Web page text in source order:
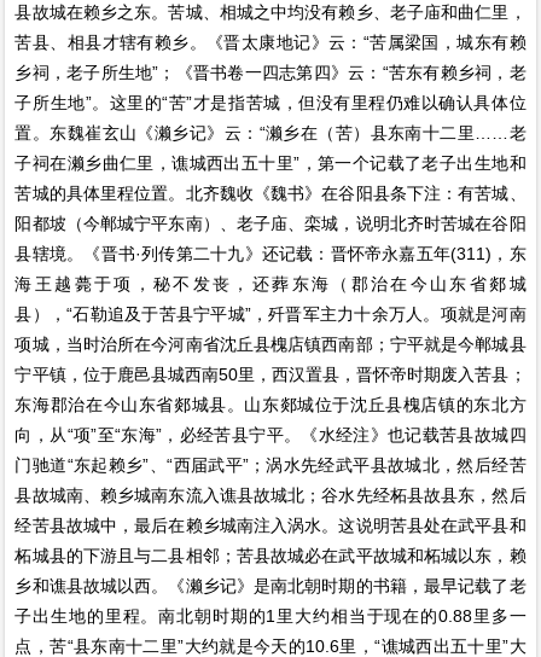
县故城在赖乡之东。苦城、相城之中均没有赖乡、老子庙和曲仁里，
苦县、相县才辖有赖乡。《晋太康地记》云：“苦属梁国，城东有赖
乡祠，老子所生地”；《晋书卷一四志第四》云：“苦东有赖乡祠，老
子所生地”。这里的“苦”才是指苦城，但没有里程仍难以确认具体位
置。东魏崔玄山《濑乡记》云：“濑乡在（苦）县东南十二里……老
子祠在濑乡曲仁里，谯城西出五十里”，第一个记载了老子出生地和
苦城的具体里程位置。北齐魏收《魏书》在谷阳县条下注：有苦城、
阳都坡（今郸城宁平东南）、老子庙、栾城，说明北齐时苦城在谷阳
县辖境。《晋书·列传第二十九》还记载：晋怀帝永嘉五年(311)，东
海王越薨于项，秘不发丧，还葬东海（郡治在今山东省郯城
县），“石勒追及于苦县宁平城”，歼晋军主力十余万人。项就是河南
项城，当时治所在今河南省沈丘县槐店镇西南部；宁平就是今郸城县
宁平镇，位于鹿邑县城西南50里，西汉置县，晋怀帝时期废入苦县；
东海郡治在今山东省郯城县。山东郯城位于沈丘县槐店镇的东北方
向，从“项”至“东海”，必经苦县宁平。《水经注》也记载苦县故城四
门驰道“东起赖乡”、“西届武平”；涡水先经武平县故城北，然后经苦
县故城南、赖乡城南东流入谯县故城北；谷水先经柘县故县东，然后
经苦县故城中，最后在赖乡城南注入涡水。这说明苦县处在武平县和
柘城县的下游且与二县相邻；苦县故城必在武平故城和柘城以东，赖
乡和谯县故城以西。《濑乡记》是南北朝时期的书籍，最早记载了老
子出生地的里程。南北朝时期的1里大约相当于现在的0.88里多一
点，苦“县东南十二里”大约就是今天的10.6里，“谯城西出五十里”大